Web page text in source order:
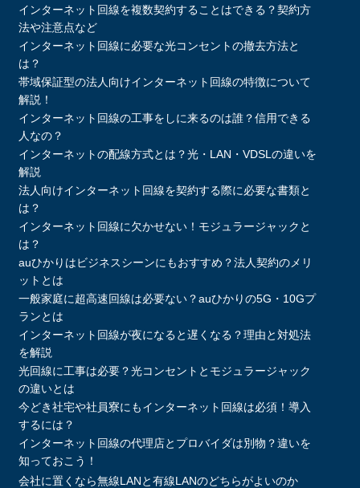
インターネット回線を複数契約することはできる？契約方
法や注意点など
インターネット回線に必要な光コンセントの撤去方法と
は？
帯域保証型の法人向けインターネット回線の特徴について
解説！
インターネット回線の工事をしに来るのは誰？信用できる
人なの？
インターネットの配線方式とは？光・LAN・VDSLの違いを
解説
法人向けインターネット回線を契約する際に必要な書類と
は？
インターネット回線に欠かせない！モジュラージャックと
は？
auひかりはビジネスシーンにもおすすめ？法人契約のメリ
ットとは
一般家庭に超高速回線は必要ない？auひかりの5G・10Gプ
ランとは
インターネット回線が夜になると遅くなる？理由と対処法
を解説
光回線に工事は必要？光コンセントとモジュラージャック
の違いとは
今どき社宅や社員寮にもインターネット回線は必須！導入
するには？
インターネット回線の代理店とプロバイダは別物？違いを
知っておこう！
会社に置くなら無線LANと有線LANのどちらがよいのか